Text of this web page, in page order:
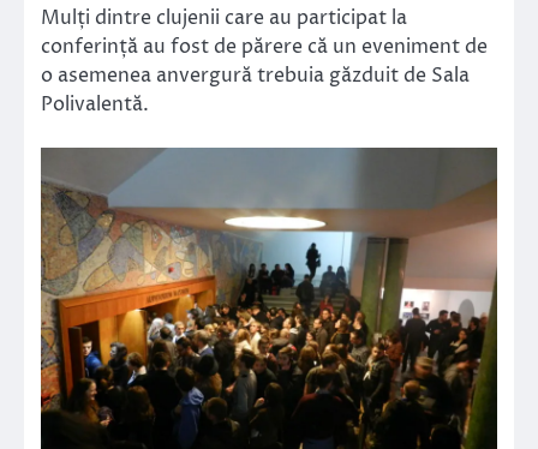
Mulți dintre clujenii care au participat la
conferință au fost de părere că un eveniment de
o asemenea anvergură trebuia găzduit de Sala
Polivalentă.